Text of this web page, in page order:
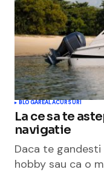
BLOGAREALACURSURI
La ce sa te
navigatie
Daca te
hobby sau ca o